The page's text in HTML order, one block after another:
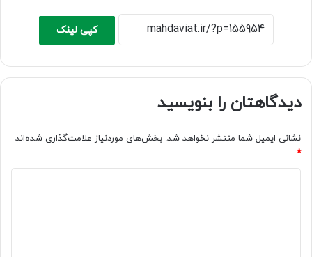
کپی لینک
دیدگاهتان را بنویسید
نشانی ایمیل شما منتشر نخواهد شد. بخش‌های موردنیاز علامت‌گذاری شده‌اند
*